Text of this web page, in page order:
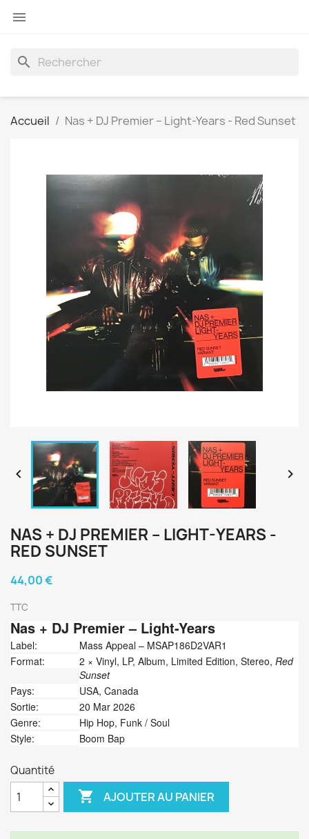

search
Accueil Nas + DJ Premier ‎– Light-Years - Red Sunset
 
NAS + DJ PREMIER ‎– LIGHT-YEARS -
RED SUNSET
44,00 €
TTC
Nas + DJ Premier‎– Light-Years
Label:
Mass Appeal ‎– MSAP186D2VAR1
Format:
2 × Vinyl, LP, Album, Limited Edition, Stereo, Red
Sunset
Pays:
USA, Canada
Sortie:
20 Mar 2026
Genre:
Hip Hop, Funk / Soul
Style:
Boom Bap
Quantité
 AJOUTER AU PANIER